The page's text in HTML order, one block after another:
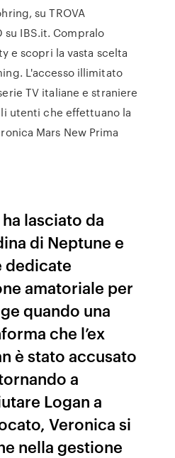
su TROVA
su IBS.it. Compralo
e scopri la vasta scelta
L'accesso illimitato
TV italiane e straniere
utenti che effettuano la
Mars New Prima
lasciato da
di Neptune e
dedicate
amatoriale per
quando una
che l’ex
è stato accusato
a
Logan a
Veronica si
nella gestione